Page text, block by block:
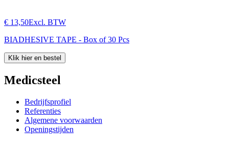
€ 13,50Excl. BTW
BIADHESIVE TAPE - Box of 30 Pcs
Klik hier en bestel
Medicsteel
Bedrijfsprofiel
Referenties
Algemene voorwaarden
Openingstijden